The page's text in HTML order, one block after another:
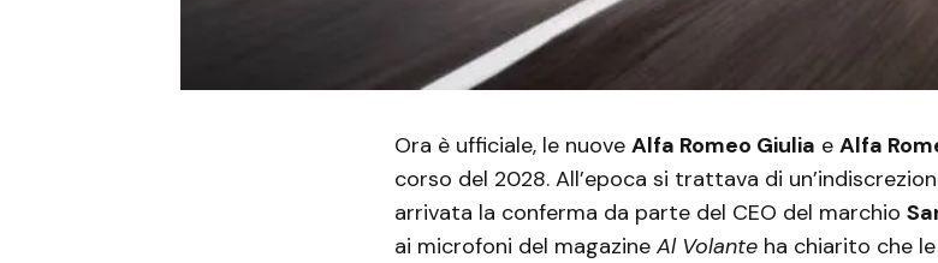
Ora è ufficiale, le nuove Alfa Romeo Giulia e Alfa
corso del 2028. All’epoca si trattava di
arrivata la conferma da parte del CEO del marchio
ai microfoni del magazine Al Volante ha chiarito che